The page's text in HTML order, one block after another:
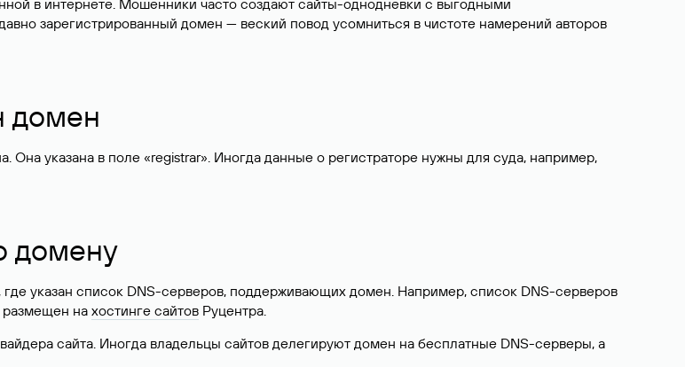
в интернете. Мошенники часто создают сайты-однодневки с выгодными
зарегистрированный домен — веский повод усомниться в чистоте намерений авторов
домен
указана в поле «registrar». Иногда данные о регистраторе нужны для суда, например,
домену
указан список DNS-серверов, поддерживающих домен. Например, список DNS-серверов
размещен на хостинге сайтов Руцентра.
сайта. Иногда владельцы сайтов делегируют домен на бесплатные DNS-серверы, а